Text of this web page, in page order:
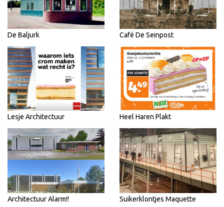
De Baljurk Café De Seinpost
Lesje Architectuur Heel Haren Plakt
Architectuur Alarm!! Suikerklontjes Maquette